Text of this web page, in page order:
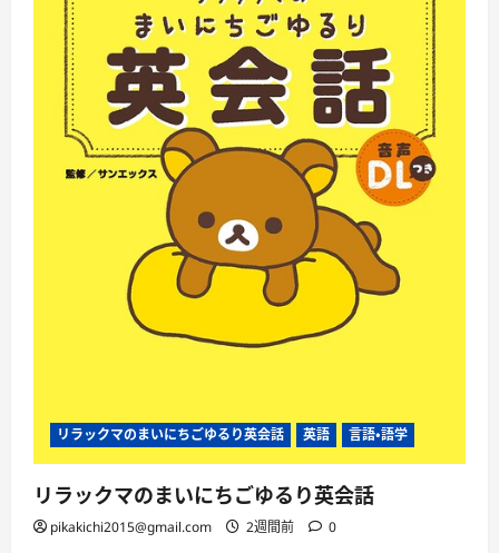
リラックマのまいにちごゆるり英会話 英語 言語・語学
リラックマのまいにちごゆるり英会話
pikakichi2015@gmail.com 2週間前 0